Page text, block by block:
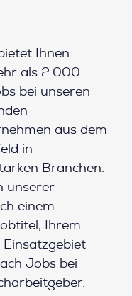
Ihnen
als 2.000
bei unseren
aus dem
in
Branchen.
unserer
einem
Ihrem
Jobs bei